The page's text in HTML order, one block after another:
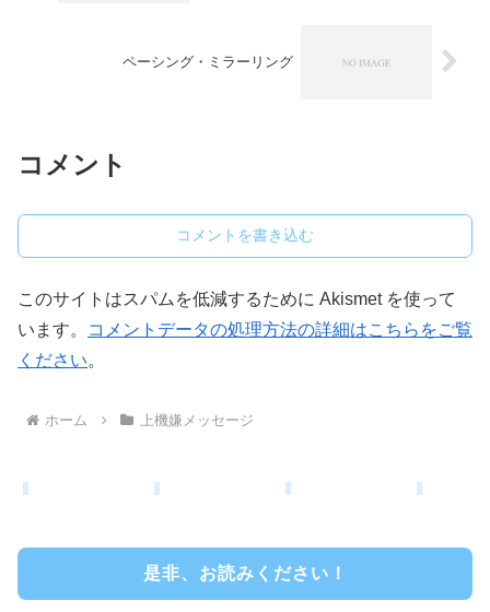
ペーシング・ミラーリング
コメント
コメントを書き込む
このサイトはスパムを低減するために Akismet を使って
います。
コメントデータの処理方法の詳細はこちらをご覧
ください。
ホーム 上機嫌メッセージ
是非、お読みください！